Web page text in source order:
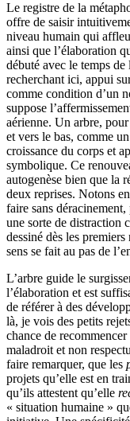
Le registre de la
offre de saisir
niveau humain qui
ainsi que l’élaboration
débuté avec le temps
recherchant ici, appui
comme condition d’un
suppose
aérienne. Un arbre,
et vers le bas, comme
croissance du corps et
symbolique. Ce
autogenèse bien que la
deux reprises. Notons
faire sans
une sorte de distraction
dessiné dès les
sens se fait au pas de
L’arbre guide le
l’élaboration et est
de référer à des
là, je vois des petits
chance de
maladroit et non
faire remarquer, que les
projets qu’elle est en
qu’ils attestent qu’elle
« situation humaine »